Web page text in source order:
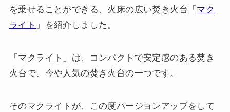
を乗せることができる、火床の広い焚き火台「 マク
ライト 」を紹介しました。
「マクライト」は、コンパクトで安定感のある焚き
火台で、今や人気の焚き火台の一つです。
そのマクライトが、この度バージョンアップをして